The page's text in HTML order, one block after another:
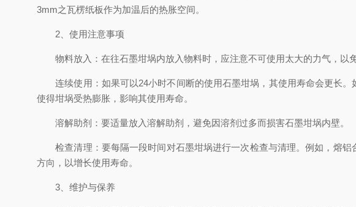
3mm之瓦楞纸板作为加温后的热胀空间。
2、使用注意事项
物料放入：在往石墨坩埚内放入物料时，应注意不可使用太大的力气，以免
连续使用：如果可以24小时不间断的使用石墨坩埚，其使用寿命会更长。
使得坩埚受热膨胀，影响其使用寿命。
溶解助剂：要适量放入溶解助剂，避免因溶剂过多而损害石墨坩埚内壁。
检查清理：要每隔一段时间对石墨坩埚进行一次检查与清理。例如，熔铝
方向，以增长使用寿命。
3、维护与保养